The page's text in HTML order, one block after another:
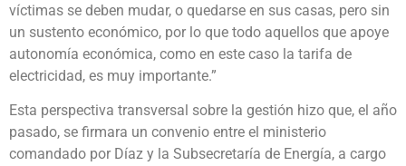
víctimas se deben mudar, o quedarse en sus casas, pero sin
un sustento económico, por lo que todo aquellos que apoye
autonomía económica, como en este caso la tarifa de
electricidad, es muy importante.”
Esta perspectiva transversal sobre la gestión hizo que, el año
pasado, se firmara un convenio entre el ministerio
comandado por Díaz y la Subsecretaría de Energía, a cargo